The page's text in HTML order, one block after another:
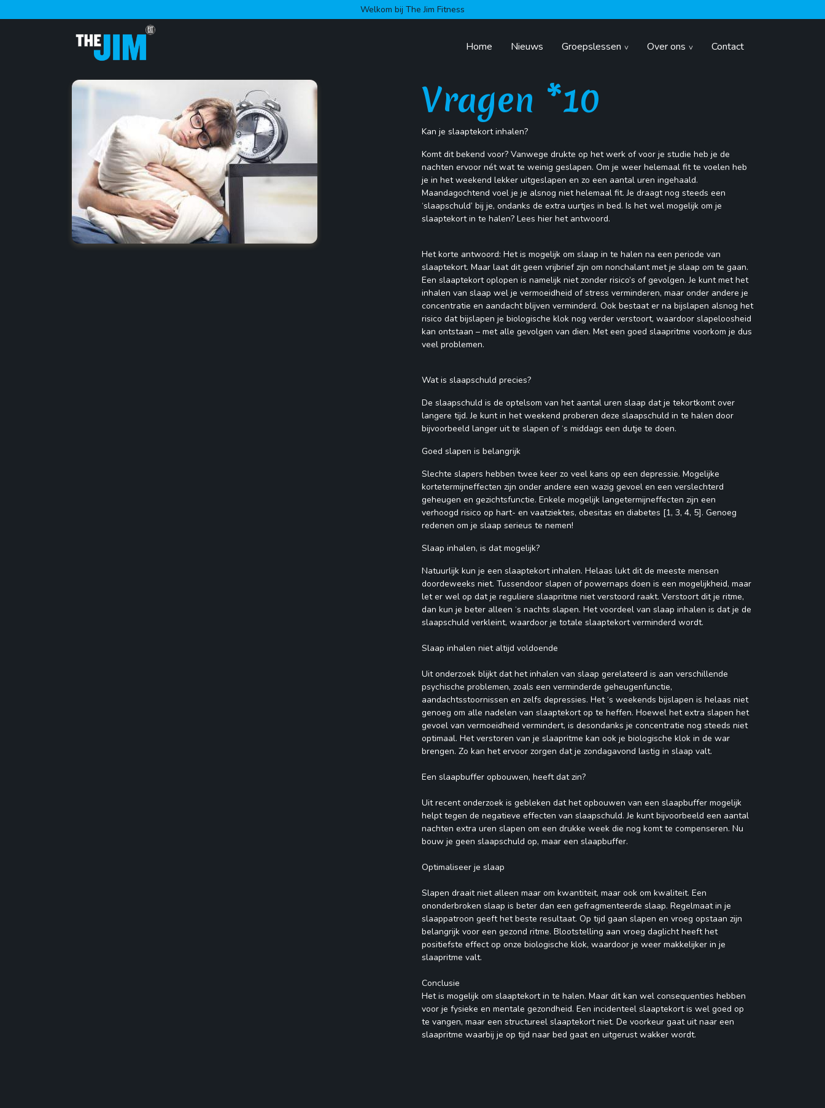
Welkom bij The Jim Fitness
Home Nieuws Groepslessen Over ons Contact
Vragen *10
Kan je slaaptekort inhalen?
Komt dit bekend voor? Vanwege drukte op het werk of voor je studie heb je de
nachten ervoor nét wat te weinig geslapen. Om je weer helemaal fit te voelen heb
je in het weekend lekker uitgeslapen en zo een aantal uren ingehaald.
Maandagochtend voel je je alsnog niet helemaal fit. Je draagt nog steeds een
‘slaapschuld’ bij je, ondanks de extra uurtjes in bed. Is het wel mogelijk om je
slaaptekort in te halen? Lees hier het antwoord.
Het korte antwoord: Het is mogelijk om slaap in te halen na een periode van
slaaptekort. Maar laat dit geen vrijbrief zijn om nonchalant met je slaap om te gaan.
Een slaaptekort oplopen is namelijk niet zonder risico’s of gevolgen. Je kunt met het
inhalen van slaap wel je vermoeidheid of stress verminderen, maar onder andere je
concentratie en aandacht blijven verminderd. Ook bestaat er na bijslapen alsnog het
risico dat bijslapen je biologische klok nog verder verstoort, waardoor slapeloosheid
kan ontstaan – met alle gevolgen van dien. Met een goed slaapritme voorkom je dus
veel problemen.
Wat is slaapschuld precies?
De slaapschuld is de optelsom van het aantal uren slaap dat je tekortkomt over
langere tijd. Je kunt in het weekend proberen deze slaapschuld in te halen door
bijvoorbeeld langer uit te slapen of ‘s middags een dutje te doen.
Goed slapen is belangrijk
Slechte slapers hebben twee keer zo veel kans op een depressie. Mogelijke
kortetermijneffecten zijn onder andere een wazig gevoel en een verslechterd
geheugen en gezichtsfunctie. Enkele mogelijk langetermijneffecten zijn een
verhoogd risico op hart- en vaatziektes, obesitas en diabetes [1, 3, 4, 5]. Genoeg
redenen om je slaap serieus te nemen!
Slaap inhalen, is dat mogelijk?
Natuurlijk kun je een slaaptekort inhalen. Helaas lukt dit de meeste mensen
doordeweeks niet. Tussendoor slapen of powernaps doen is een mogelijkheid, maar
let er wel op dat je reguliere slaapritme niet verstoord raakt. Verstoort dit je ritme,
dan kun je beter alleen ‘s nachts slapen. Het voordeel van slaap inhalen is dat je de
slaapschuld verkleint, waardoor je totale slaaptekort verminderd wordt.
Slaap inhalen niet altijd voldoende
Uit onderzoek blijkt dat het inhalen van slaap gerelateerd is aan verschillende
psychische problemen, zoals een verminderde geheugenfunctie,
aandachtsstoornissen en zelfs depressies. Het ‘s weekends bijslapen is helaas niet
genoeg om alle nadelen van slaaptekort op te heffen. Hoewel het extra slapen het
gevoel van vermoeidheid vermindert, is desondanks je concentratie nog steeds niet
optimaal. Het verstoren van je slaapritme kan ook je biologische klok in de war
brengen. Zo kan het ervoor zorgen dat je zondagavond lastig in slaap valt.
Een slaapbuffer opbouwen, heeft dat zin?
Uit recent onderzoek is gebleken dat het opbouwen van een slaapbuffer mogelijk
helpt tegen de negatieve effecten van slaapschuld. Je kunt bijvoorbeeld een aantal
nachten extra uren slapen om een drukke week die nog komt te compenseren. Nu
bouw je geen slaapschuld op, maar een slaapbuffer.
Optimaliseer je slaap
Slapen draait niet alleen maar om kwantiteit, maar ook om kwaliteit. Een
ononderbroken slaap is beter dan een gefragmenteerde slaap. Regelmaat in je
slaappatroon geeft het beste resultaat. Op tijd gaan slapen en vroeg opstaan zijn
belangrijk voor een gezond ritme. Blootstelling aan vroeg daglicht heeft het
positiefste effect op onze biologische klok, waardoor je weer makkelijker in je
slaapritme valt.
Conclusie
Het is mogelijk om slaaptekort in te halen. Maar dit kan wel consequenties hebben
voor je fysieke en mentale gezondheid. Een incidenteel slaaptekort is wel goed op
te vangen, maar een structureel slaaptekort niet. De voorkeur gaat uit naar een
slaapritme waarbij je op tijd naar bed gaat en uitgerust wakker wordt.